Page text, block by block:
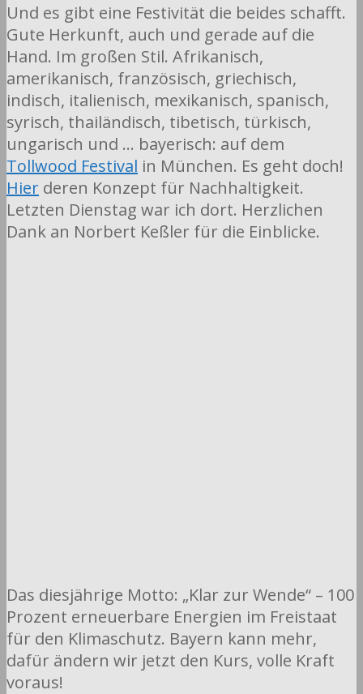
Und es gibt eine Festivität die beides schafft.
Gute Herkunft, auch und gerade auf die
Hand. Im großen Stil. Afrikanisch,
amerikanisch, französisch, griechisch,
indisch, italienisch, mexikanisch, spanisch,
syrisch, thailändisch, tibetisch, türkisch,
ungarisch und … bayerisch: auf dem
Tollwood Festival in München. Es geht doch!
Hier deren Konzept für Nachhaltigkeit.
Letzten Dienstag war ich dort. Herzlichen
Dank an Norbert Keßler für die Einblicke.
Das diesjährige Motto: „Klar zur Wende“ – 100
Prozent erneuerbare Energien im Freistaat
für den Klimaschutz. Bayern kann mehr,
dafür ändern wir jetzt den Kurs, volle Kraft
voraus!